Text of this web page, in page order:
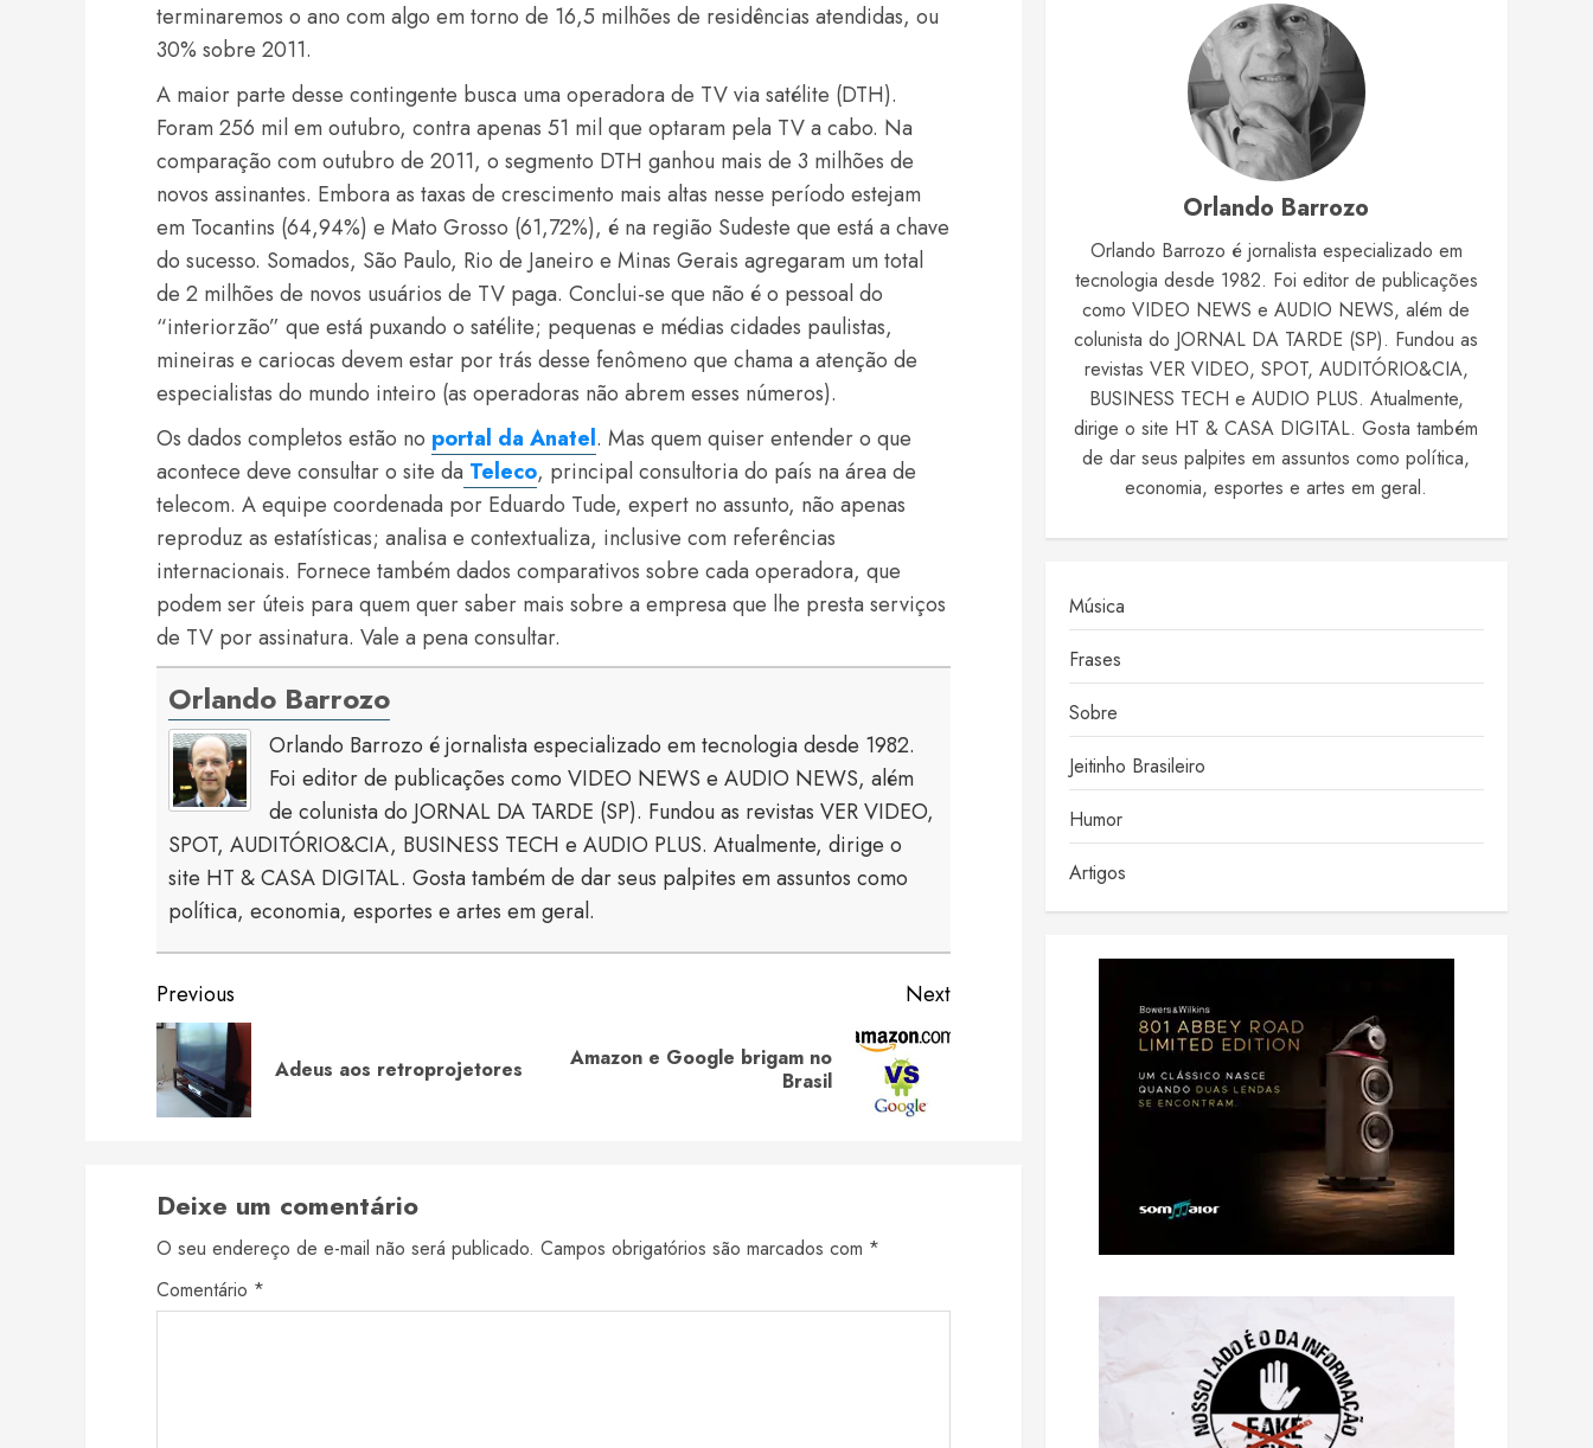
terminaremos o ano com algo em torno de 16,5 milhões de residências atendidas, ou
30% sobre 2011.
A maior parte desse contingente busca uma operadora de TV via satélite (DTH).
Foram 256 mil em outubro, contra apenas 51 mil que optaram pela TV a cabo. Na
comparação com outubro de 2011, o segmento DTH ganhou mais de 3 milhões de
novos assinantes. Embora as taxas de crescimento mais altas nesse período estejam
em Tocantins (64,94%) e Mato Grosso (61,72%), é na região Sudeste que está a chave
do sucesso. Somados, São Paulo, Rio de Janeiro e Minas Gerais agregaram um total
de 2 milhões de novos usuários de TV paga. Conclui-se que não é o pessoal do
“interiorzão” que está puxando o satélite; pequenas e médias cidades paulistas,
mineiras e cariocas devem estar por trás desse fenômeno que chama a atenção de
especialistas do mundo inteiro (as operadoras não abrem esses números).
Os dados completos estão no portal da Anatel. Mas quem quiser entender o que
acontece deve consultar o site da Teleco, principal consultoria do país na área de
telecom. A equipe coordenada por Eduardo Tude, expert no assunto, não apenas
reproduz as estatísticas; analisa e contextualiza, inclusive com referências
internacionais. Fornece também dados comparativos sobre cada operadora, que
podem ser úteis para quem quer saber mais sobre a empresa que lhe presta serviços
de TV por assinatura. Vale a pena consultar.
Orlando Barrozo
Orlando Barrozo é jornalista especializado em tecnologia desde 1982.
Foi editor de publicações como VIDEO NEWS e AUDIO NEWS, além
de colunista do JORNAL DA TARDE (SP). Fundou as revistas VER VIDEO,
SPOT, AUDITÓRIO&CIA, BUSINESS TECH e AUDIO PLUS. Atualmente, dirige o
site HT & CASA DIGITAL. Gosta também de dar seus palpites em assuntos como
política, economia, esportes e artes em geral.
Continue
Reading
Previous
Previous
Adeus aos retroprojetores
Next
Next
Amazon e Google brigam no
Brasil
Deixe um comentário
O seu endereço de e-mail não será publicado. Campos obrigatórios são marcados com *
Comentário *
Orlando Barrozo
Orlando Barrozo é jornalista especializado em
tecnologia desde 1982. Foi editor de publicações
como VIDEO NEWS e AUDIO NEWS, além de
colunista do JORNAL DA TARDE (SP). Fundou as
revistas VER VIDEO, SPOT, AUDITÓRIO&CIA,
BUSINESS TECH e AUDIO PLUS. Atualmente,
dirige o site HT & CASA DIGITAL. Gosta também
de dar seus palpites em assuntos como política,
economia, esportes e artes em geral.
Música
Frases
Sobre
Jeitinho Brasileiro
Humor
Artigos